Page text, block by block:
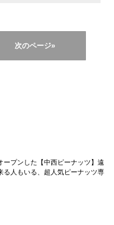
次のページ»
ープンした【中西ピーナッツ】遠
る人もいる、超人気ピーナッツ専